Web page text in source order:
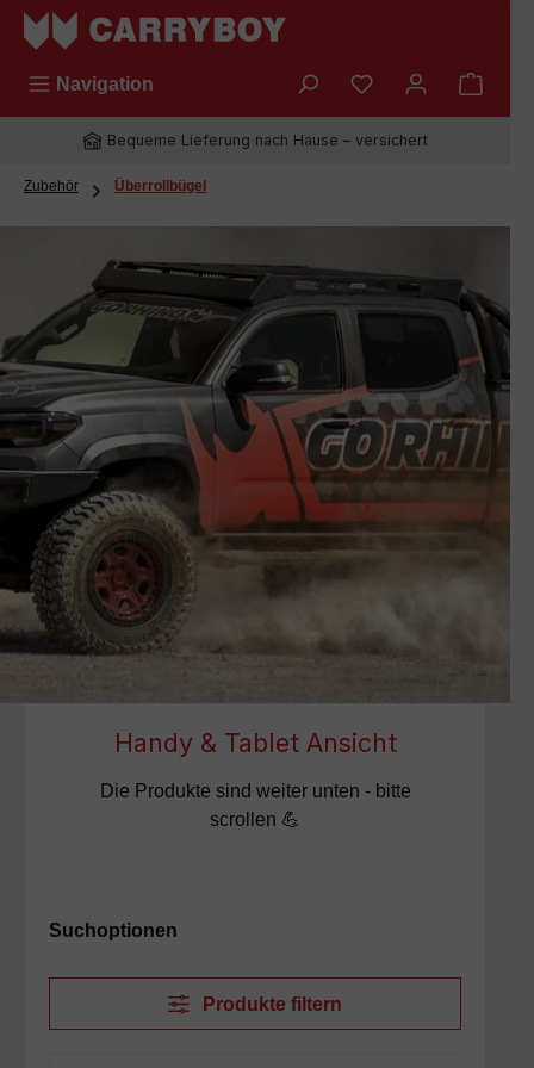
Zum Hauptinhalt springen
Navigation Du hast 0
Bequeme Lieferung nach Hause – versichert
Zubehör Überrollbügel
Handy & Tablet Ansicht
Die Produkte sind weiter unten - bitte
scrollen 💪
Suchoptionen
Produkte filtern